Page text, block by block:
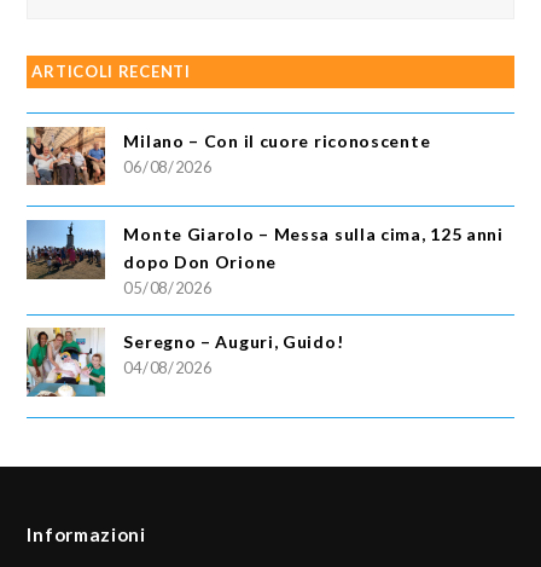
ARTICOLI RECENTI
Milano – Con il cuore riconoscente
06/08/2026
Monte Giarolo – Messa sulla cima, 125 anni
dopo Don Orione
05/08/2026
Seregno – Auguri, Guido!
04/08/2026
Informazioni